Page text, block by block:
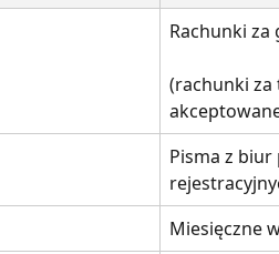
Rachunki
(rachunki
Pisma z
Miesięczne